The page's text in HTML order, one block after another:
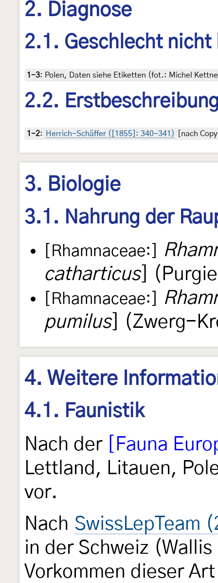
2. Diagnose
2.1. Geschlecht nicht
1-3: Polen, Daten siehe Etiketten (fot.: Michel
2.2.
1-2: Herrich-Schäffer ([1855]: 340-341) [nach
3. Biologie
3.1. Nahrung der
[Rhamnaceae:]
catharticus]
[Rhamnaceae:]
pumilus] (Zwerg-
4. Weitere
4.1. Faunistik
Nach der
[Fauna
Lettland, Litauen,
vor.
Nach SwissLepTeam
in der Schweiz
Vorkommen dieser